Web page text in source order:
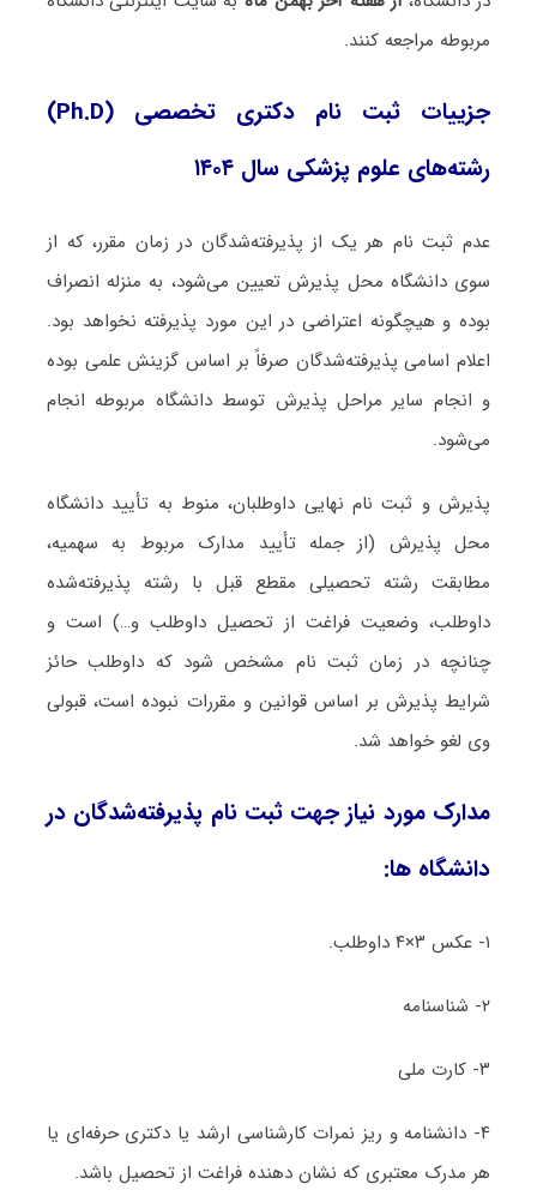
مربوطه مراجعه کنند.
جزییات ثبت نام دکتری تخصصی (Ph.D)
رشته‌های علوم پزشکی سال ۱۴۰۴
عدم ثبت نام هر یک از پذیرفته‌شدگان در زمان مقرر، که از
سوی دانشگاه محل پذیرش تعیین می‌شود، به منزله انصراف
بوده و هیچگونه اعتراضی در این مورد پذیرفته نخواهد بود.
اعلام اسامی پذیرفته‌شدگان صرفاً بر اساس گزینش علمی بوده
و انجام سایر مراحل پذیرش توسط دانشگاه مربوطه انجام
می‌شود.
پذیرش و ثبت نام نهایی داوطلبان، منوط به تأیید دانشگاه
محل پذیرش (از جمله تأیید مدارک مربوط به سهمیه،
مطابقت رشته تحصیلی مقطع قبل با رشته پذیرفته‌شده
داوطلب، وضعیت فراغت از تحصیل داوطلب و…) است و
چنانچه در زمان ثبت نام مشخص شود که داوطلب حائز
شرایط پذیرش بر اساس قوانین و مقررات نبوده است، قبولی
وی لغو خواهد شد.
مدارک مورد نیاز جهت ثبت نام پذیرفته‌شدگان در
دانشگاه ها:
۱- عکس ۳×۴ داوطلب.
۲- شناسنامه
۳- کارت ملی
۴- دانشنامه و ریز نمرات کارشناسی ارشد یا دکتری حرفه‌ای یا
هر مدرک معتبری که نشان دهنده فراغت از تحصیل باشد.